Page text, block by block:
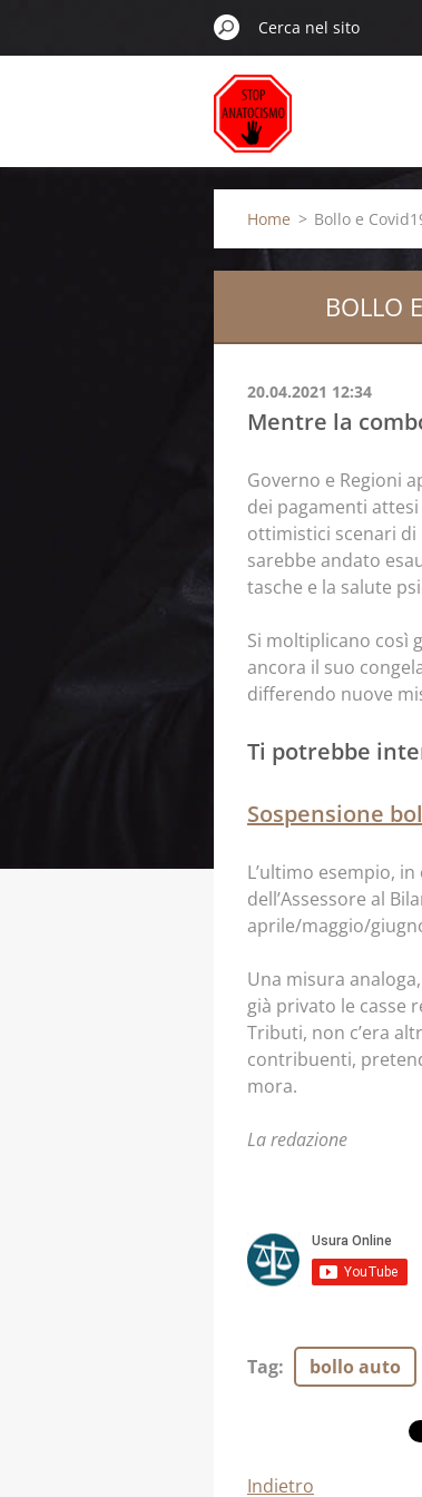
Home > Bollo e
BOLLO
20.04.2021 12:34
Mentre la
Governo e Regioni
dei pagamenti
ottimistici scenari
sarebbe andato
tasche e la salute
Si moltiplicano così
ancora il suo
differendo nuove
Ti potrebbe
Sospensione
L’ultimo esempio,
dell’Assessore al
aprile/maggio/
Una misura
già privato le casse
Tributi, non c’era
contribuenti,
mora.
La redazione
Tag: bollo auto
Indietro